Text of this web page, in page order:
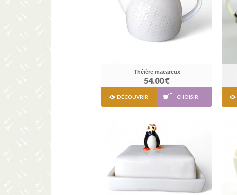
Théière macareux
54.00 €
DÉCOUVRIR CHOISIR